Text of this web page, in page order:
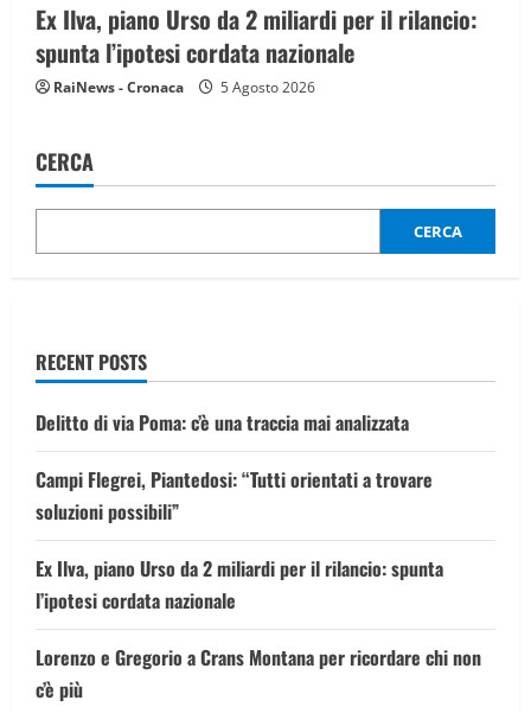
Ex Ilva, piano Urso da 2 miliardi per il rilancio:
spunta l’ipotesi cordata nazionale
RaiNews - Cronaca 5 Agosto 2026
CERCA
CERCA
RECENT POSTS
Delitto di via Poma: c’è una traccia mai analizzata
Campi Flegrei, Piantedosi: “Tutti orientati a trovare
soluzioni possibili”
Ex Ilva, piano Urso da 2 miliardi per il rilancio: spunta
l’ipotesi cordata nazionale
Lorenzo e Gregorio a Crans Montana per ricordare chi non
c’è più